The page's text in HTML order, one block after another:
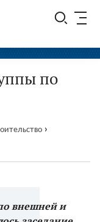
по
›
внешней и